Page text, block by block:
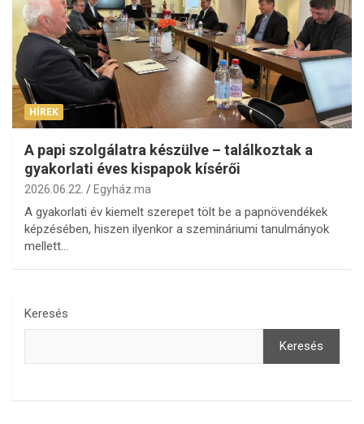
HÍREK
A papi szolgálatra készülve – találkoztak a
gyakorlati éves kispapok kísérői
2026.06.22. Egyház.ma
A gyakorlati év kiemelt szerepet tölt be a papnövendékek
képzésében, hiszen ilyenkor a szemináriumi tanulmányok
mellett…
Keresés
Keresés